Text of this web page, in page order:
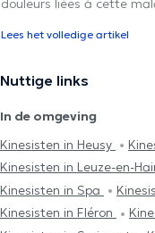
Lees het volledige artikel
Nuttige links
In de omgeving
Kinesisten in Heusy
Kinesisten in Leuze-en-
Kinesisten in Spa
Kinesisten in Fléron